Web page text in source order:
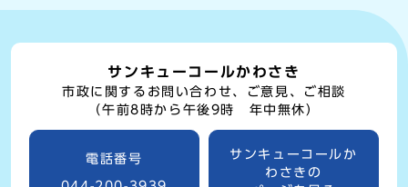
サンキューコールかわさき
市政に関するお問い合わせ、ご意見、ご相談
（午前8時から午後9時 年中無休）
電話番号
サンキューコールか
わさきの